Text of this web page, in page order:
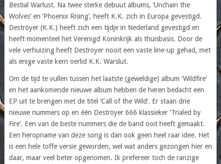
Bestial Warlust. Na twee sterke debuut albums, ‘Unchain the
Wolves’ en ‘Phoenix Rising’, heeft K.K. zich in Europa gevestigd.
Deströyer (K.K.) heeft zich een tijdje in Nederland gevestigd en
heeft momenteel het Verenigd Koninkrijk als thuisbasis. Door de
vele verhuizing heeft Destroyer nooit een vaste line-up gehad, met
als enige vaste kern oerlid K.K. Warslut.
Om de tijd te vullen tussen het laatste (geweldige) album ‘Wildfire’
en het aankomende nieuwe album hebben de heren bedacht een
EP uit te brengen met de titel ‘Call of the Wild’. Er staan drie
nieuwe nummers op en één Deströyer 666 klassieker ‘Trialed by
Fire’. Een van de beste nummers die de band ooit heeft gemaakt.
Een heropname van deze song is dan ook geen heel raar idee. Het
is een hele toffe versie geworden, wel wat anders gezongen hier en
daar, maar veel beter opgenomen. Ik prefereer toch de ranzige